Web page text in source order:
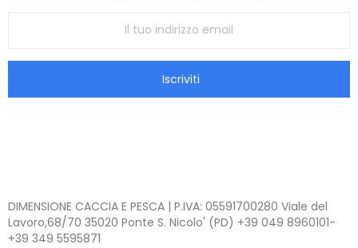
Iscriviti
DIMENSIONE CACCIA E PESCA | P.IVA: 05591700280 Viale del
Lavoro,68/70 35020 Ponte S. Nicolo' (PD) +39 049 8960101-
+39 349 5595871